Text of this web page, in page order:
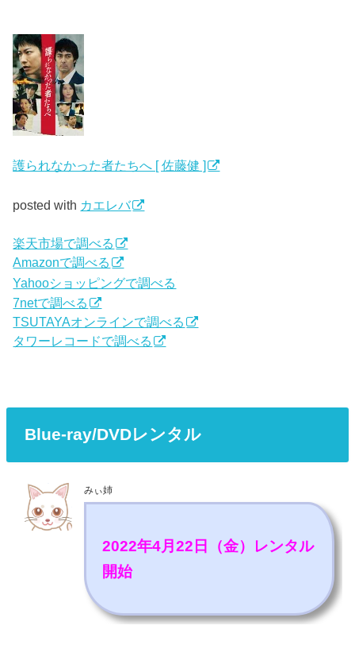
護られなかった者たちへ [ 佐藤健 ]
posted with カエレバ
楽天市場で調べる
Amazonで調べる
Yahooショッピングで調べる
7netで調べる
TSUTAYAオンラインで調べる
タワーレコードで調べる
Blue-ray/DVDレンタル
みぃ姉
2022年4月22日（金）レンタル
開始